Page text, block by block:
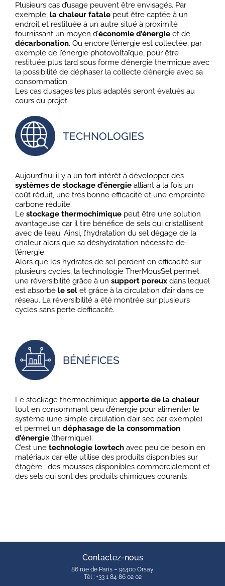
Plusieurs cas d’usage peuvent être envisagés. Par
exemple, la chaleur fatalepeut être captée à un
endroit et restituée à un autre situé à proximité
fournissant un moyen d’économie d’énergieet de
décarbonation. Ou encore l’énergie est collectée, par
exemple de l’énergie photovoltaïque, pour être
restituée plus tard sous forme d’énergie thermique avec
la possibilité de déphaser la collecte d’énergie avec sa
consommation.
Les cas d’usages les plus adaptés seront évalués au
cours du projet.
TECHNOLOGIES
Aujourd’hui il y a un fort intérêt à développer des
systèmes de stockage d’énergiealliant à la fois un
coût réduit, une très bonne efficacité et une empreinte
carbone réduite.
Le stockage thermochimiquepeut être une solution
avantageuse car il tire bénéfice de sels qui cristallisent
avec de l’eau. Ainsi, l’hydratation du sel dégage de la
chaleur alors que sa déshydratation nécessite de
l’énergie.
Alors que les hydrates de sel perdent en efficacité sur
plusieurs cycles, la technologie TherMousSel permet
une réversibilité grâce à un support poreuxdans lequel
est absorbéle selet grâce à la circulation d’air dans ce
réseau. La réversibilité a été montrée sur plusieurs
cycles sans perte d’efficacité.
BÉNÉFICES
Le stockage thermochimique apporte de la chaleur
tout en consommant peu d’énergie pour alimenter le
système (une simple circulation d’air sec par exemple)
et permet un déphasage de la consommation
d’énergie(thermique).
C’est une technologie lowtechavec peu de besoin en
matériaux car elle utilise des produits disponibles sur
étagère : des mousses disponibles commercialement et
des sels qui sont des produits chimiques courants.
Contactez-nous
86 rue de Paris – 91400 Orsay
Tél : +33 1 84 86 02 02